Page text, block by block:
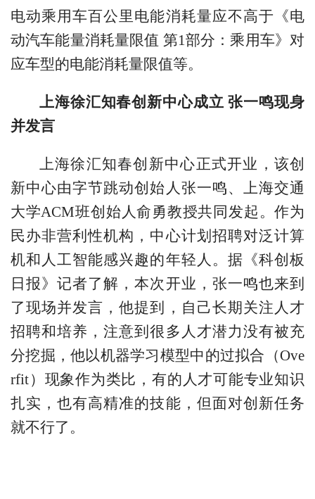
电动乘用车百公里电能消耗量应不高于《电
动汽车能量消耗量限值 第1部分：乘用车》对
应车型的电能消耗量限值等。
上海徐汇知春创新中心成立 张一鸣现身
并发言
上海徐汇知春创新中心正式开业，该创
新中心由字节跳动创始人张一鸣、上海交通
大学ACM班创始人俞勇教授共同发起。作为
民办非营利性机构，中心计划招聘对泛计算
机和人工智能感兴趣的年轻人。据《科创板
日报》记者了解，本次开业，张一鸣也来到
了现场并发言，他提到，自己长期关注人才
招聘和培养，注意到很多人才潜力没有被充
分挖掘，他以机器学习模型中的过拟合（Ove
rfit）现象作为类比，有的人才可能专业知识
扎实，也有高精准的技能，但面对创新任务
就不行了。